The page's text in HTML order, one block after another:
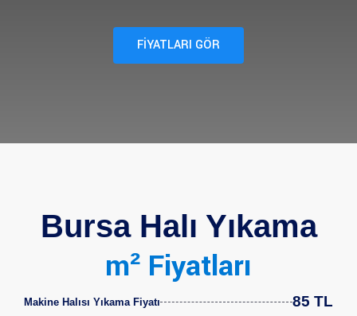
FİYATLARI GÖR
Bursa Halı Yıkama
m² Fiyatları
Makine Halısı Yıkama Fiyatı 85 TL